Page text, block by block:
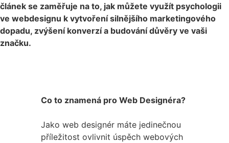
článek se zaměřuje na to, jak můžete využít psychologii
ve webdesignu k vytvoření silnějšího marketingového
dopadu, zvýšení konverzí a budování důvěry ve vaši
značku.
Co to znamená pro Web Designéra?
Jako web designér máte jedinečnou
příležitost ovlivnit úspěch webových